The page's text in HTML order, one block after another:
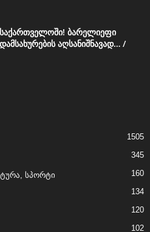
ბარელიეფი
აღსანიშნავად… /
1505
345
სპორტი 160
134
120
102